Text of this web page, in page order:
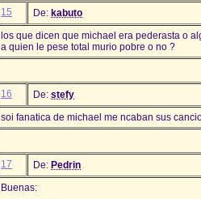
15 De: kabuto
los que dicen que michael era pederasta o
a quien le pese total murio pobre o no ?
16 De: stefy
soi fanatica de michael me ncaban sus
17 De: Pedrin
Buenas: